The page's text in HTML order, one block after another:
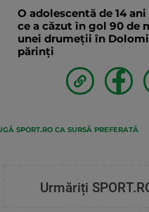
O adolescentă de 14
ce a căzut în gol 90 de
unei drumeții în
părinți
SPORT.RO CA SURSĂ PREFERATĂ
Urmăriți